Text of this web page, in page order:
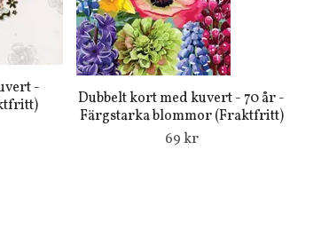
-
Dubbelt kort med kuvert - 70 år -
Färgstarka blommor (Fraktfritt)
69 kr